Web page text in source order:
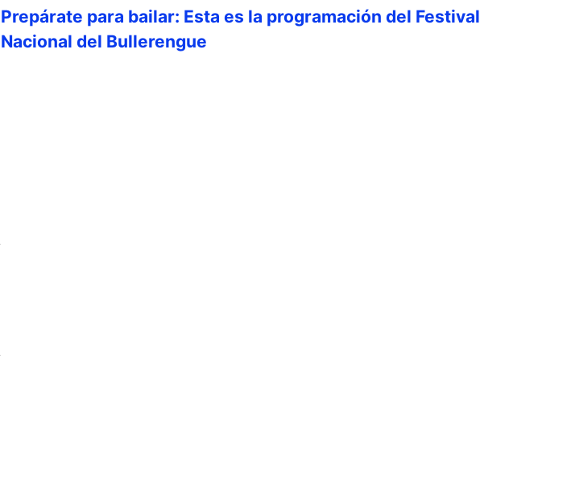
Prepárate para bailar: Esta es la programación del Festival
Nacional del Bullerengue